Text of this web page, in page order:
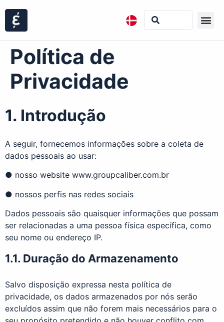
Política de
Privacidade
1. Introdução
A seguir, fornecemos informações sobre a coleta de
dados pessoais ao usar:
● nosso website www.groupcaliber.com.br
● nossos perfis nas redes sociais
Dados pessoais são quaisquer informações que possam
ser relacionadas a uma pessoa física específica, como
seu nome ou endereço IP.
1.1. Duração do Armazenamento
Salvo disposição expressa nesta política de
privacidade, os dados armazenados por nós serão
excluídos assim que não forem mais necessários para o